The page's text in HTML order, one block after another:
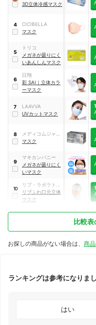
ション
3D立体冷感マスク
4
CICIBELLA
マスク
5
トリコ
メガネが曇りにく
いあんしんマスク
6
日翔
彩 SAI ｜ 立体カラ
ーマスク
7
LAAVVA
UVカットマスク
8
メディコムジャパ
ン
マスク
9
マキカンパニー
メガネが曇りにく
いマスク
10
リブ・ラボラトリ
ーズ
リブふわ口元立体
マスク
比較
お探しの商品がない場合は、 商
ランキングは参考になりま
はい